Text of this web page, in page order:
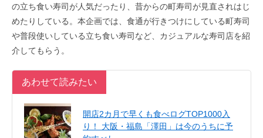
の立ち食い寿司が人気だったり、昔からの町寿司が見直されはじ
めたりしている。本企画では、食通が行きつけにしている町寿司
や普段使いしている立ち食い寿司など、カジュアルな寿司店を紹
介してもらう。
あわせて読みたい
開店2カ月で早くも食べログTOP1000入
り！ 大阪・福島「澤田」は今のうちに予